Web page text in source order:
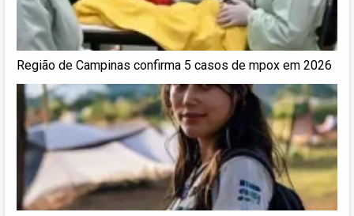
Região de Campinas confirma 5 casos de mpox em 2026